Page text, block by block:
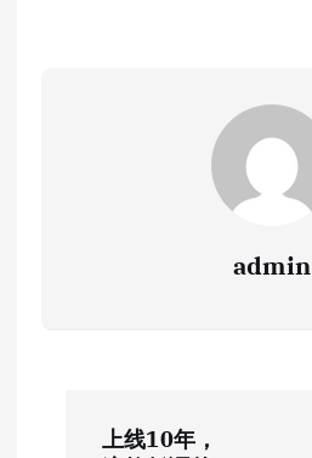
admin
上线10年，